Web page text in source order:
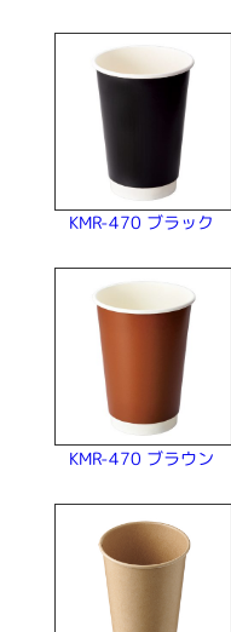
KMR-470 ブラック
KMR-470 ブラウン